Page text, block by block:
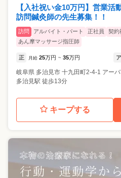
【入社祝い金10万円】営業
訪問鍼灸師の先生募集！！
訪問 アルバイト・パート 正社員 契約
あん摩マッサージ指圧師
正 月給 25万円 ~ 35万円 ア
岐阜県 多治見市 十九田町2-4-1 アー
多治見駅 徒歩13分
キープする